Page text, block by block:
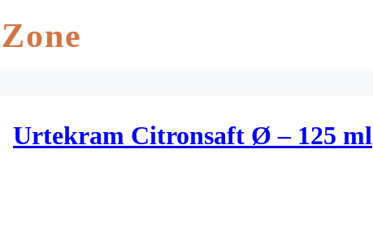
Urtekram Citronsaft Ø – 125 ml